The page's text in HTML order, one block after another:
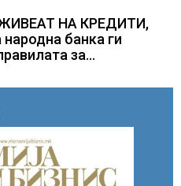
енергија од батерии
НА КРЕДИТИ,
банка ги
за
во финансискиот